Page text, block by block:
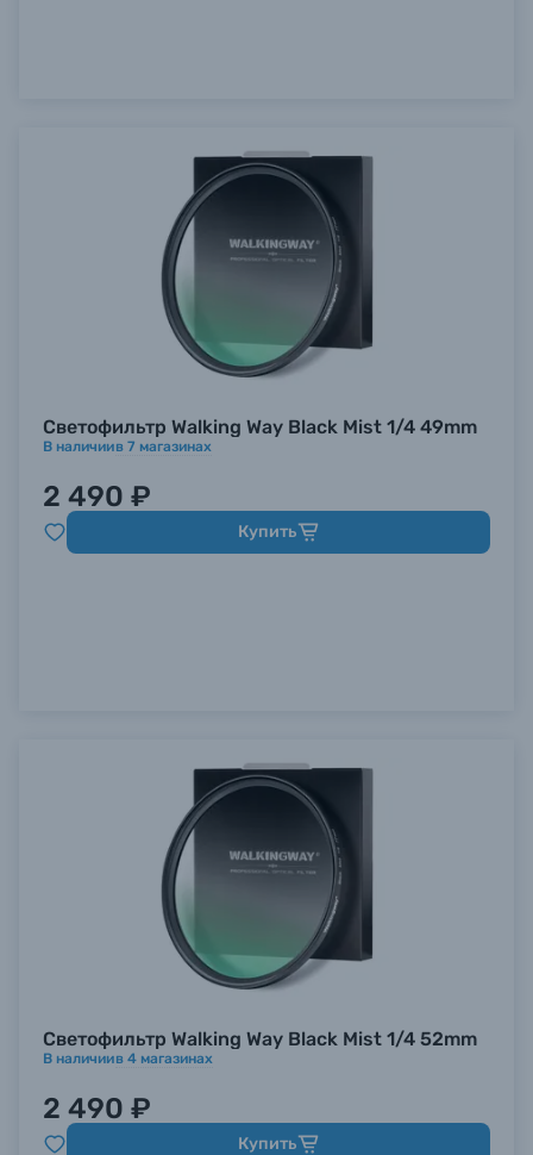
Светофильтр Walking Way Black Mist 1/4 49mm
В наличиив 7 магазинах
2 490 ₽
Купить
Светофильтр Walking Way Black Mist 1/4 52mm
В наличиив 4 магазинах
2 490 ₽
Купить